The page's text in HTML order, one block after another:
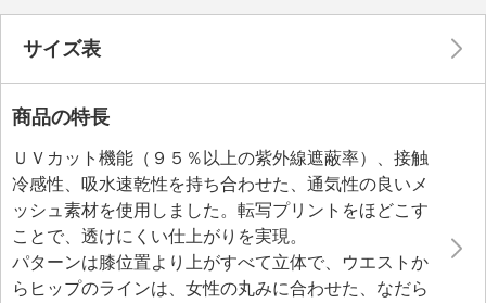
サイズ表
商品の特長
ＵＶカット機能（９５％以上の紫外線遮蔽率）、接触
冷感性、吸水速乾性を持ち合わせた、通気性の良いメ
ッシュ素材を使用しました。転写プリントをほどこす
ことで、透けにくい仕上がりを実現。
パターンは膝位置より上がすべて立体で、ウエストか
らヒップのラインは、女性の丸みに合わせた、なだら